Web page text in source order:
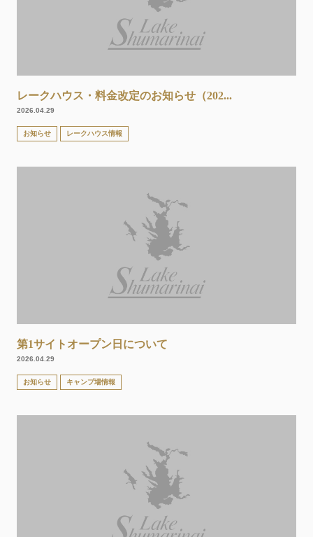
レークハウス・料金改定のお知らせ（202...
2026.04.29
お知らせ レークハウス情報
第1サイトオープン日について
2026.04.29
お知らせ キャンプ場情報